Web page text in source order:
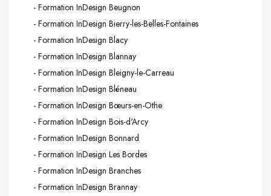
- Formation InDesign Beugnon
- Formation InDesign Bierry-les-Belles-Fontaines
- Formation InDesign Blacy
- Formation InDesign Blannay
- Formation InDesign Bleigny-le-Carreau
- Formation InDesign Bléneau
- Formation InDesign Bœurs-en-Othe
- Formation InDesign Bois-d'Arcy
- Formation InDesign Bonnard
- Formation InDesign Les Bordes
- Formation InDesign Branches
- Formation InDesign Brannay